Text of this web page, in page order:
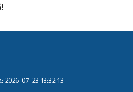
2026-07-23 13:32:13